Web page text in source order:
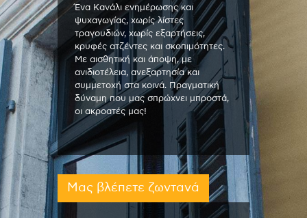
Ένα Κανάλι ενημέρωσης και
ψυχαγωγίας, χωρίς λίστες
τραγουδιών, χωρίς εξαρτήσεις,
κρυφές ατζέντες και σκοπιμότητες.
Με αισθητική και άποψη, με
ανιδιοτέλεια, ανεξαρτησία και
συμμετοχή στα κοινά. Πραγματική
δύναμη που μας σπρώχνει μπροστά,
οι ακροατές μας!
Μας βλέπετε ζωντανά